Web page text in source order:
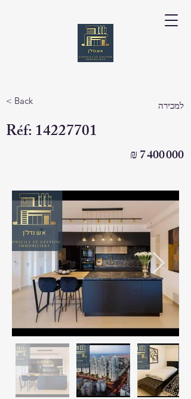
< Back למכירה
Réf:14227701
₪7 400 000